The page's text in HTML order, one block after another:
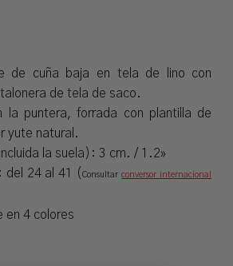
de cuña baja en tela de lino con
de tela de saco.
la puntera, forrada con plantilla de
yute natural.
la suela): 3 cm. / 1.2»
del 24 al 41 (Consultarconversor internacional
en 4 colores